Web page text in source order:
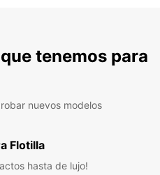
tenemos para
nuevos modelos
Flotilla
hasta de lujo!